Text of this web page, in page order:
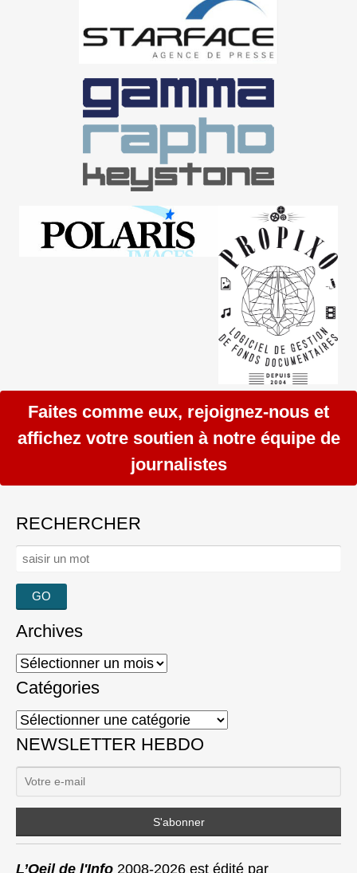
Faites comme eux, rejoignez-nous et
affichez votre soutien à notre équipe de
journalistes
RECHERCHER
Rechercher :
Archives
Archives
Catégories
Catégories
NEWSLETTER HEBDO
L’Oeil de l'Info 2008-2026 est édité par